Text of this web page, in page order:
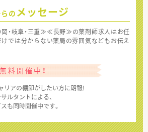
の メッセージ
・岐阜・三重≫≪長野≫の薬剤師求人はお任
けでは分からない薬局の雰囲気などもお伝え
料開催中！
リアの棚卸がしたい方に朗報!
ルタントによる、
も同時開催中です。